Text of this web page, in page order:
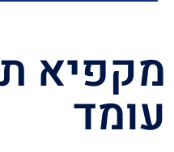
מקפיא
עומד